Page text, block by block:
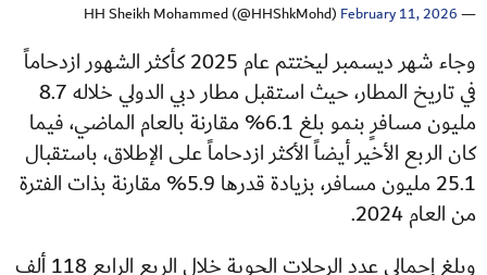
— HH Sheikh Mohammed (@HHShkMohd)
February 11, 2026
وجاء شهر ديسمبر ليختتم عام 2025 كأكثر الشهور ازدحاماً
في تاريخ المطار، حيث استقبل مطار دبي الدولي خلاله 8.7
مليون مسافرٍ بنمو بلغ 6.1% مقارنة بالعام الماضي، فيما
كان الربع الأخير أيضاً الأكثر ازدحاماً على الإطلاق، باستقبال
25.1 مليون مسافر، بزيادة قدرها 5.9% مقارنة بذات الفترة
من العام 2024.
وبلغ إجمالي عدد الرحلات الجوية خلال الربع الرابع 118 ألف